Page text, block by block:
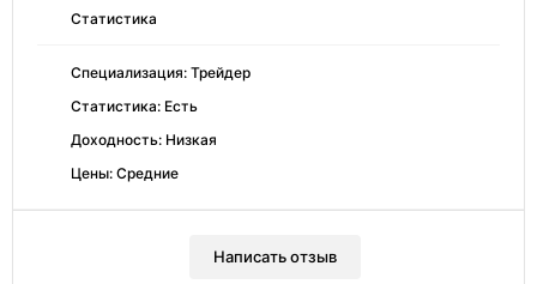
Статистика
Специализация: Трейдер
Статистика: Есть
Доходность: Низкая
Цены: Средние
Написать отзыв